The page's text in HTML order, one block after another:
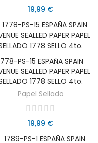
19,99 €
AÑADIR AL CARRITO
PS-15 ESPAÑA SPAIN
SEALLED PAPER PAPEL
1778 SELLO 4to.
Papel Sellado
19,99 €